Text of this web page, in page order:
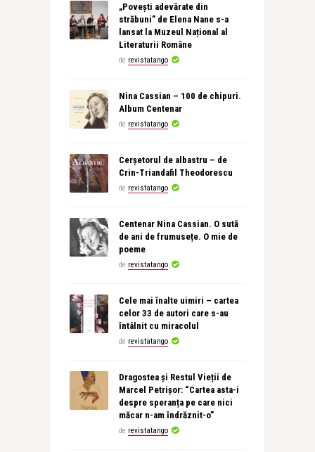
„Povești adevărate din
străbuni” de Elena Nane s-a
lansat la Muzeul Național al
Literaturii Române
de revistatango
Nina Cassian – 100 de chipuri.
Album Centenar
de revistatango
Cerșetorul de albastru – de
Crin-Triandafil Theodorescu
de revistatango
Centenar Nina Cassian. O sută
de ani de frumusețe. O mie de
poeme
de revistatango
Cele mai înalte uimiri – cartea
celor 33 de autori care s-au
întâlnit cu miracolul
de revistatango
Dragostea și Restul Vieții de
Marcel Petrișor: “Cartea asta-i
despre speranța pe care nici
măcar n-am îndrăznit-o”
de revistatango